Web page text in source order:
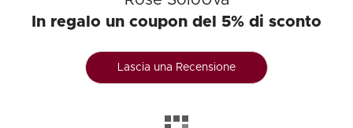
In regalo un coupon del 5% di sconto
Lascia una Recensione